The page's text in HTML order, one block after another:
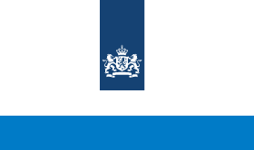
homepage
sdg.rijksoverheid.nl